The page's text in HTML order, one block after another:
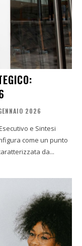
2026
da...